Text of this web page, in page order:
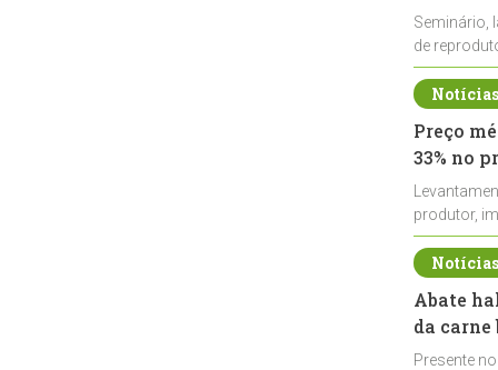
Seminário,
de
durante a
Preço
33% no
produtor,
de leite cru
Abate
da
Presente